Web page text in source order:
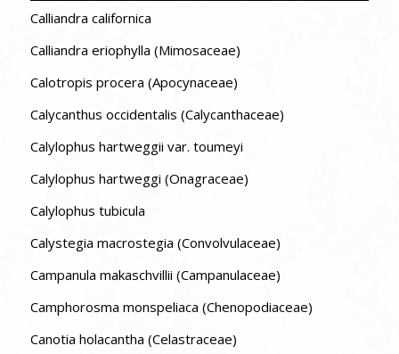
Calliandra californica
Calliandra eriophylla (Mimosaceae)
Calotropis procera (Apocynaceae)
Calycanthus occidentalis (Calycanthaceae)
Calylophus hartweggii var. toumeyi
Calylophus hartweggi (Onagraceae)
Calylophus tubicula
Calystegia macrostegia (Convolvulaceae)
Campanula makaschvillii (Campanulaceae)
Camphorosma monspeliaca (Chenopodiaceae)
Canotia holacantha (Celastraceae)